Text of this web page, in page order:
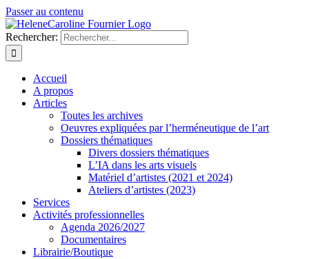
Passer au contenu
Rechercher:
Accueil
A propos
Articles
Toutes les archives
Oeuvres expliquées par l’herméneutique de l’art
Dossiers thématiques
Divers dossiers thématiques
L’IA dans les arts visuels
Matériel d’artistes (2021 et 2024)
Ateliers d’artistes (2023)
Services
Activités professionnelles
Agenda 2026/2027
Documentaires
Librairie/Boutique